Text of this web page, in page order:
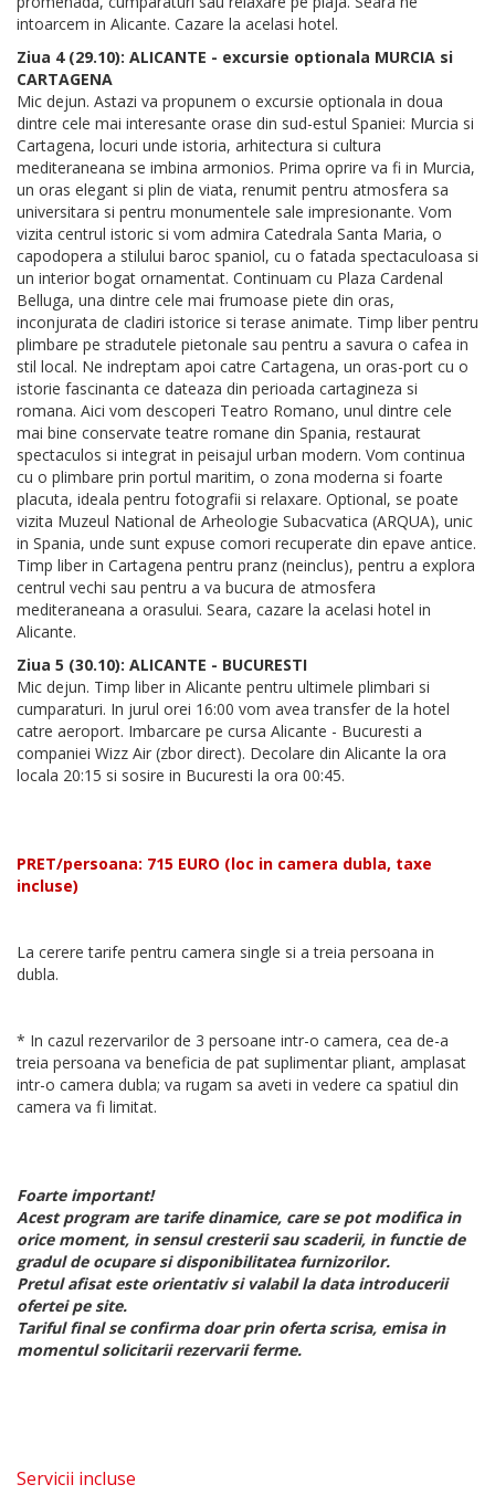
intoarcem in Alicante. Cazare la acelasi hotel.
Ziua 4 (29.10): ALICANTE - excursie optionala MURCIA si
CARTAGENA
Mic dejun. Astazi va propunem o excursie optionala in doua
dintre cele mai interesante orase din sud-estul Spaniei: Murcia si
Cartagena, locuri unde istoria, arhitectura si cultura
mediteraneana se imbina armonios. Prima oprire va fi in Murcia,
un oras elegant si plin de viata, renumit pentru atmosfera sa
universitara si pentru monumentele sale impresionante. Vom
vizita centrul istoric si vom admira Catedrala Santa Maria, o
capodopera a stilului baroc spaniol, cu o fatada spectaculoasa si
un interior bogat ornamentat. Continuam cu Plaza Cardenal
Belluga, una dintre cele mai frumoase piete din oras,
inconjurata de cladiri istorice si terase animate. Timp liber pentru
plimbare pe stradutele pietonale sau pentru a savura o cafea in
stil local. Ne indreptam apoi catre Cartagena, un oras-port cu o
istorie fascinanta ce dateaza din perioada cartagineza si
romana. Aici vom descoperi Teatro Romano, unul dintre cele
mai bine conservate teatre romane din Spania, restaurat
spectaculos si integrat in peisajul urban modern. Vom continua
cu o plimbare prin portul maritim, o zona moderna si foarte
placuta, ideala pentru fotografii si relaxare. Optional, se poate
vizita Muzeul National de Arheologie Subacvatica (ARQUA), unic
in Spania, unde sunt expuse comori recuperate din epave antice.
Timp liber in Cartagena pentru pranz (neinclus), pentru a explora
centrul vechi sau pentru a va bucura de atmosfera
mediteraneana a orasului. Seara, cazare la acelasi hotel in
Alicante.
Ziua 5 (30.10): ALICANTE - BUCURESTI
Mic dejun. Timp liber in Alicante pentru ultimele plimbari si
cumparaturi. In jurul orei 16:00 vom avea transfer de la hotel
catre aeroport. Imbarcare pe cursa Alicante - Bucuresti a
companiei Wizz Air (zbor direct). Decolare din Alicante la ora
locala 20:15 si sosire in Bucuresti la ora 00:45.
PRET/persoana: 715 EURO (loc in camera dubla, taxe
incluse)
La cerere tarife pentru camera single si a treia persoana in
dubla.
* In cazul rezervarilor de 3 persoane intr-o camera, cea de-a
treia persoana va beneficia de pat suplimentar pliant, amplasat
intr-o camera dubla; va rugam sa aveti in vedere ca spatiul din
camera va fi limitat.
Foarte important!
Acest program are tarife dinamice, care se pot modifica in
orice moment, in sensul cresterii sau scaderii, in functie de
gradul de ocupare si disponibilitatea furnizorilor.
Pretul afisat este orientativ si valabil la data introducerii
ofertei pe site.
Tariful final se confirma doar prin oferta scrisa, emisa in
momentul solicitarii rezervarii ferme.
Servicii incluse